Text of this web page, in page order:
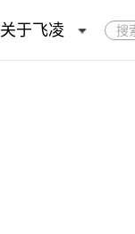
关于飞凌